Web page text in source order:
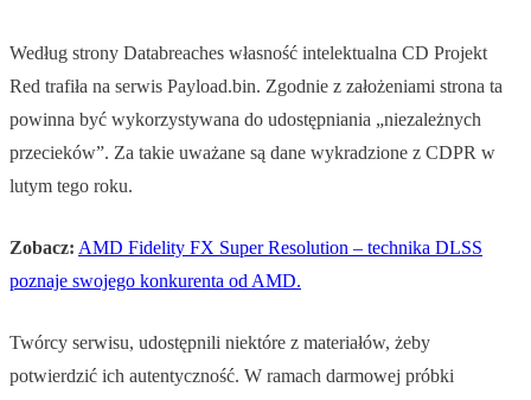
Według strony Databreaches własność intelektualna CD Projekt
Red trafiła na serwis Payload.bin. Zgodnie z założeniami strona ta
powinna być wykorzystywana do udostępniania „niezależnych
przecieków”. Za takie uważane są dane wykradzione z CDPR w
lutym tego roku.
Zobacz: AMD Fidelity FX Super Resolution – technika DLSS
poznaje swojego konkurenta od AMD.
Twórcy serwisu, udostępnili niektóre z materiałów, żeby
potwierdzić ich autentyczność. W ramach darmowej próbki